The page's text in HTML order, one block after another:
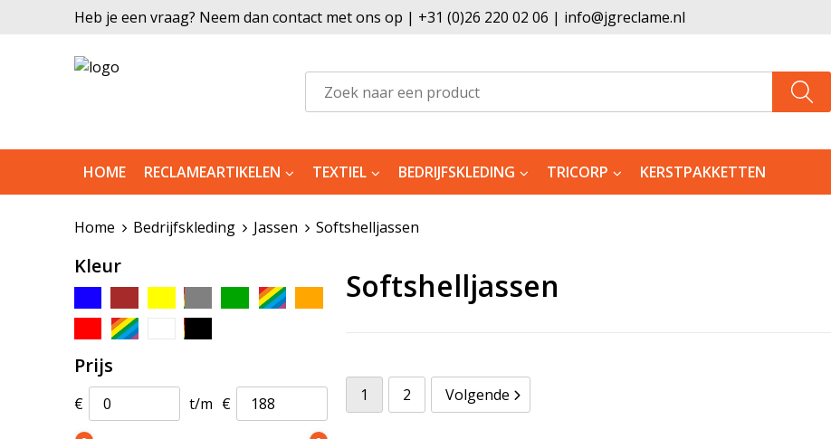
Heb je een vraag? Neem dan contact met ons op | +31 (0)26 220 02 06 | info@jgreclame.nl
HOME RECLAMEARTIKELEN TEXTIEL BEDRIJFSKLEDING TRICORP KERSTPAKKETTEN
Home Bedrijfskleding Jassen Softshelljassen
Kleur
Prijs
€ t/m €
Softshelljassen
1 2 Volgende